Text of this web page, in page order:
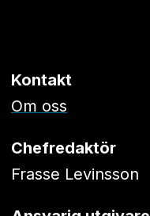
Kontakt
Om oss
Chefredaktör
Frasse Levinsson